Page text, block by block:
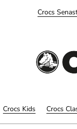
Crocs
Crocs Kids Crocs